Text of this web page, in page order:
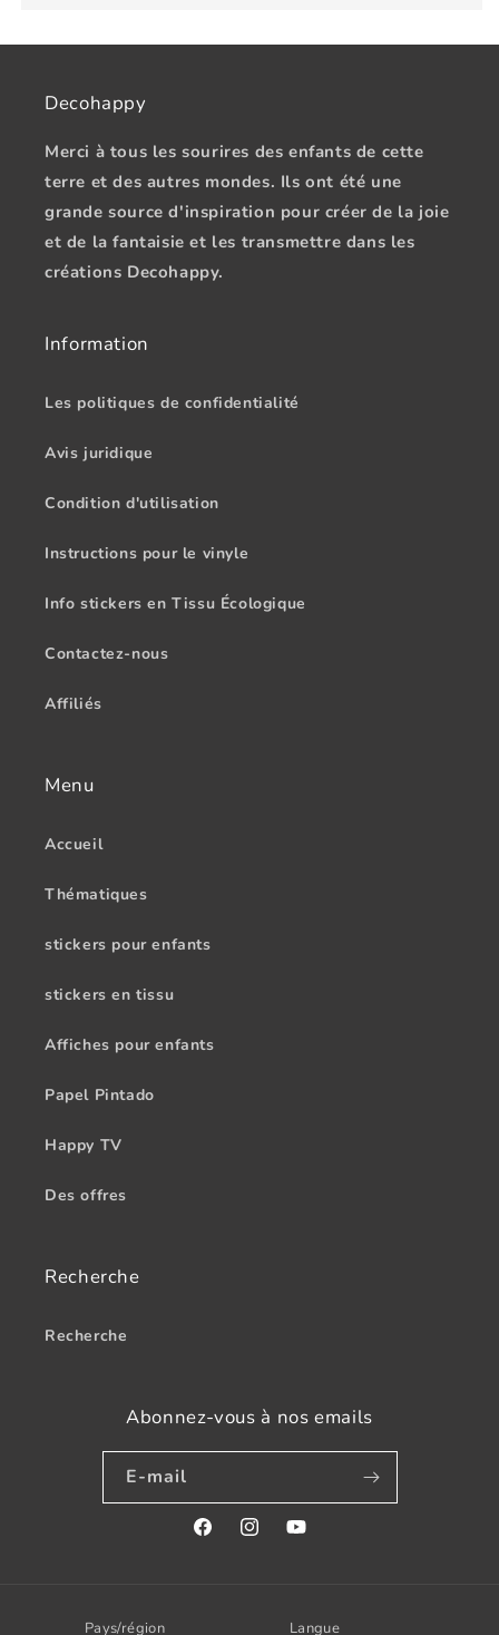
Decohappy
Merci à tous les sourires des enfants de cette
terre et des autres mondes. Ils ont été une
grande source d'inspiration pour créer de la joie
et de la fantaisie et les transmettre dans les
créations Decohappy.
Information
Les politiques de confidentialité
Avis juridique
Condition d'utilisation
Instructions pour le vinyle
Info stickers en Tissu Écologique
Contactez-nous
Affiliés
Menu
Accueil
Thématiques
stickers pour enfants
stickers en tissu
Affiches pour enfants
Papel Pintado
Happy TV
Des offres
Recherche
Recherche
Abonnez-vous à nos emails
E-mail
FacebookInstagramYouTube
Pays/région Langue